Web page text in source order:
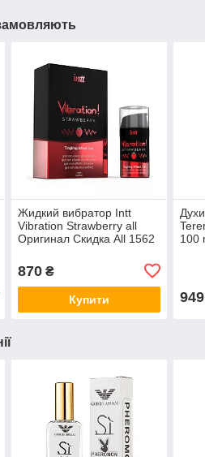
Жидкий вибратор Intt
Vibration Strawberry all
Оригинал Скидка All 1562
870₴
Купити
100
949